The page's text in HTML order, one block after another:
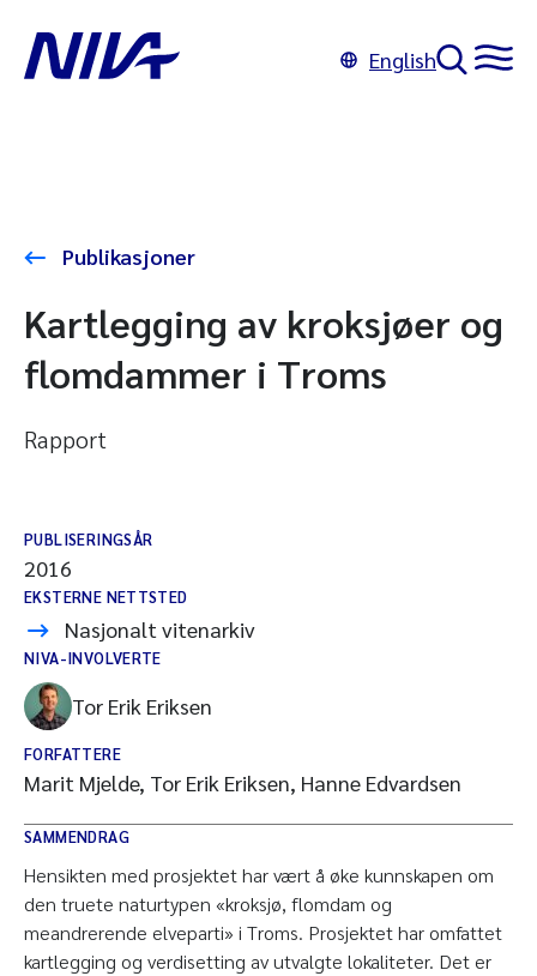
English
Publikasjoner
Kartlegging av kroksjøer og
flomdammer i Troms
Rapport
PUBLISERINGSÅR
2016
EKSTERNE NETTSTED
Nasjonalt vitenarkiv
NIVA-INVOLVERTE
Tor Erik Eriksen
FORFATTERE
Marit Mjelde, Tor Erik Eriksen, Hanne Edvardsen
SAMMENDRAG
Hensikten med prosjektet har vært å øke kunnskapen om
den truete naturtypen «kroksjø, flomdam og
meandrerende elveparti» i Troms. Prosjektet har omfattet
kartlegging og verdisetting av utvalgte lokaliteter. Det er